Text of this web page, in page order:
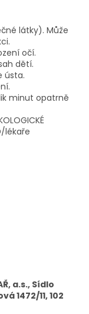
látky). Může
očí.
dětí.
ústa.
minut opatrně
lékaře
a.s., Sídlo
1472/11, 102